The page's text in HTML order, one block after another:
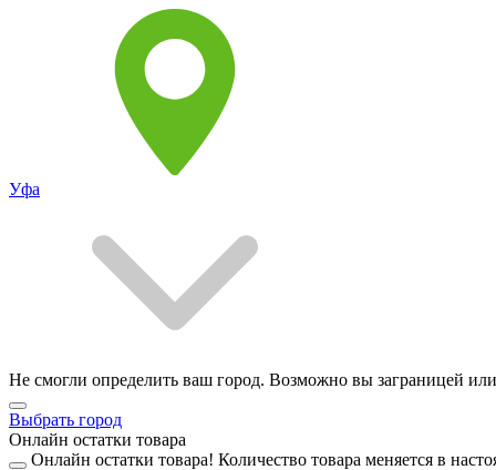
Уфа
Не смогли определить ваш город. Возможно вы заграницей или
Выбрать город
Онлайн остатки товара
Онлайн остатки товара! Количество товара меняется в